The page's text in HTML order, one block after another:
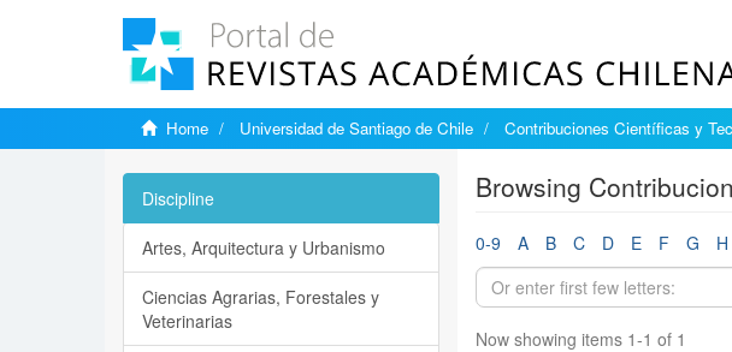
Home Universidad de Santiago de Chile Contribuciones Científicas y
Browsing
0-9 A B C D E F G H
Now showing items 1-1 of 1
Discipline
Artes, Arquitectura y Urbanismo
Ciencias Agrarias, Forestales y
Veterinarias